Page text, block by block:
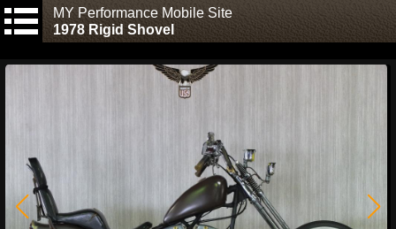
MY Performance Mobile Site
1978 Rigid Shovel